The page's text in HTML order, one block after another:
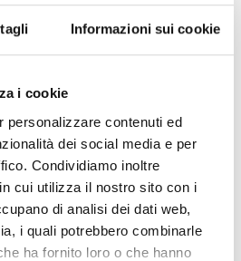
Informazioni sui cookie
i cookie
personalizzare contenuti ed
dei social media e per
Condividiamo inoltre
cui utilizza il nostro sito con i
di analisi dei dati web,
i quali potrebbero combinarle
ha fornito loro o che hanno
agricoltore;
e documenti
regolarmente il sito web
gli aggiornamenti e le